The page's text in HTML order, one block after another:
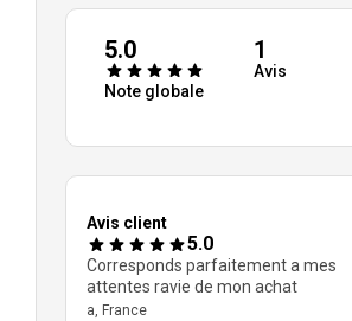
5.0
Note globale
1
Avis
Avis client
5.0
Corresponds parfaitement a mes
attentes ravie de mon achat
a, France